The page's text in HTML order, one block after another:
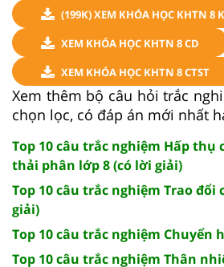
(199K) XEM KHÓA HỌC KHTN 8
XEM KHÓA HỌC KHTN 8 CD
XEM KHÓA HỌC KHTN 8 CTST
Xem thêm bộ câu hỏi trắc
chọn lọc, có đáp án mới nhất
Top 10 câu trắc nghiệm Hấp
thải phân lớp 8 (có lời giải)
Top 10 câu trắc nghiệm Trao đổi
giải)
Top 10 câu trắc nghiệm Chuyển
Top 10 câu trắc nghiệm Thân